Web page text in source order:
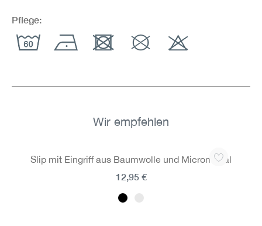
Pflege:
Wir empfehlen
Slip mit Eingriff aus Baumwolle und Micromodal
12,95 €